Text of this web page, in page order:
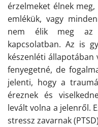
érzelmeket élnek
emlékük, vagy
nem élik meg az
kapcsolatban. Az is
készenléti állapotában
fenyegetné, de
jelenti, hogy a
éreznek és
levált volna a jelenről.
stressz zavarnak